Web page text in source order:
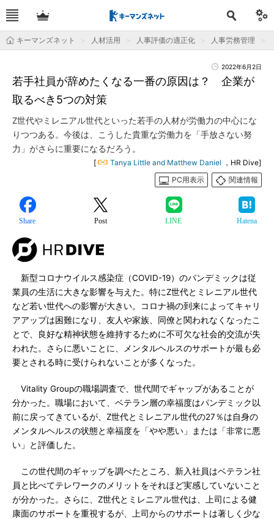
キーマンズネット 人材活用 人事評価の適正化 人事労務管理
2022年6月2日
若手社員が辞めたくなる一番の原因は？ 企業が
取るべき5つの対策
Z世代やミレニアル世代といった若手の人材が労働力の中心にな
りつつある。今後は、こうした貴重な労働力を「手放さない努
力」がさらに重要になるだろう。
[ Tanya Little and Matthew Daniel ，HR Dive]
PC用表示
関連情報
Share Post LINE Hatena
新型コロナウイルス感染症（COVID-19）のパンデミックは従
業員の生活に大きな影響を与えた。特にZ世代とミレニアル世代
など若い世代への影響が大きい。コロナ禍の到来によってキャリ
アアップは困難になり、友人や家族、同僚と関われなくなったこ
とで、良好な精神状態を維持するために不可欠な社会的交流が失
われた。さらに悪いことに、メンタルヘルスのサポートが最も必
要とされる時に受けられないことが多くなった。
Vitality Groupの職場調査で、世代間でギャップがあることが
分かった。職場において、ベテラン層の幸福度はパンデミック以
前に戻ってきているが、Z世代とミレニアル世代の27％は自身の
メンタルヘルスの状態と幸福度を「やや悪い」または「非常に悪
い」と評価した。
この世代間のギャップを調べたところ、新入社員はベテラン社
員と比べてテレワークのメリットをそれほど実感していないこと
が分かった。さらに、Z世代とミレニアル世代は、上司による健
康面のサポートを重視するが、上司からのサポートは著しく少な